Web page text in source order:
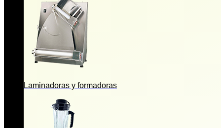
Laminadoras y formadoras